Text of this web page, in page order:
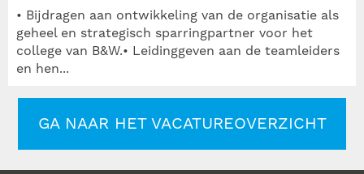
• Bijdragen aan ontwikkeling van de organisatie als
geheel en strategisch sparringpartner voor het
college van B&W.• Leidinggeven aan de teamleiders
en hen...
GA NAAR HET VACATUREOVERZICHT